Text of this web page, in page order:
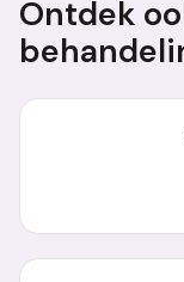
Ontdek